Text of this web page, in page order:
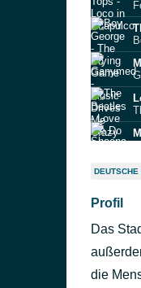
DEUTSCHE
Profil
Das
die